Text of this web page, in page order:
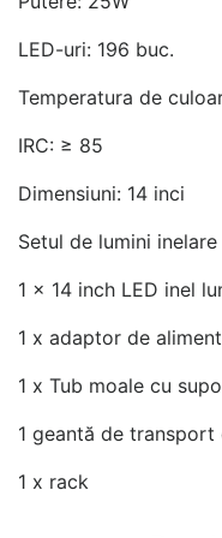
LED-uri: 196 buc.
Temperatura de
IRC: ≥ 85
Dimensiuni: 14 inci
Setul de lumini
1 x 14 inch LED inel
1 x adaptor de
1 x Tub moale cu
1 geantă de transport
1 x rack